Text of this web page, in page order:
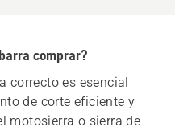
comprar?
correcto es esencial
de corte eficiente y
motosierra o sierra de